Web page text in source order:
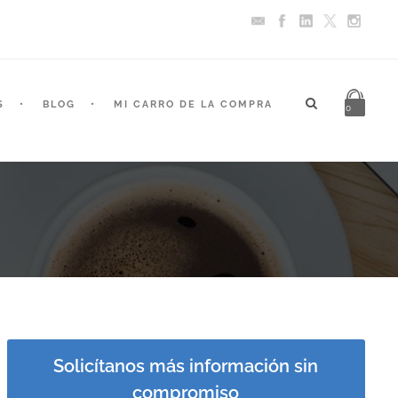
BLOG MI CARRO DE LA COMPRA 0
Solicítanos más información sin
compromiso